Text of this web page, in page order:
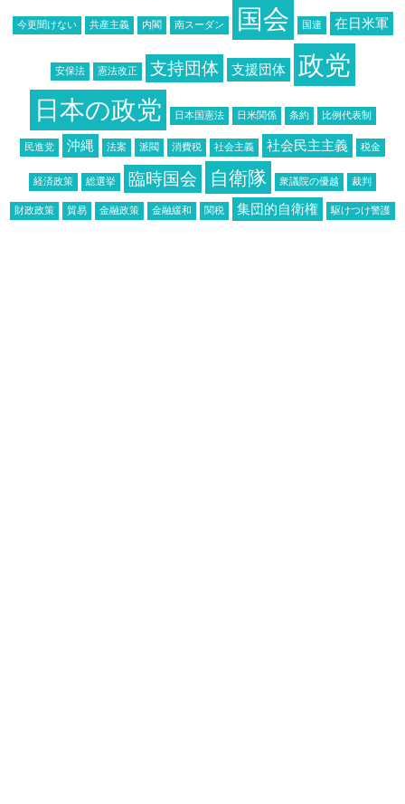
今更聞けない 共産主義 内閣 南スーダン 国会 国連 在日米軍
安保法 憲法改正 支持団体 支援団体 政党
日本の政党 日本国憲法 日米関係 条約 比例代表制
民進党 沖縄 法案 派閥 消費税 社会主義 社会民主主義 税金
経済政策 総選挙 臨時国会 自衛隊 衆議院の優越 裁判
財政政策 貿易 金融政策 金融緩和 関税 集団的自衛権 駆けつけ警護